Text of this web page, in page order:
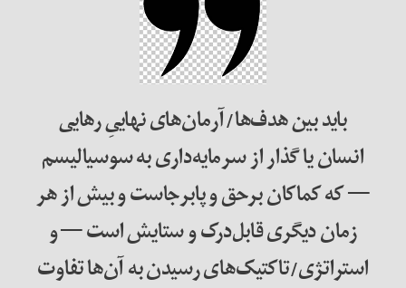
باید بین هدف‌ها/آرمان‌های نهاییِ رهایی
انسان یا گذار از سرمایه‌داری به سوسیالیسم
— که کماکان برحق و پابرجاست و بیش از هر
زمان دیگری قابل‌درک و ستایش است — و
استراتژی/تاکتیک‌های رسیدن به آن‌ها تفاوت